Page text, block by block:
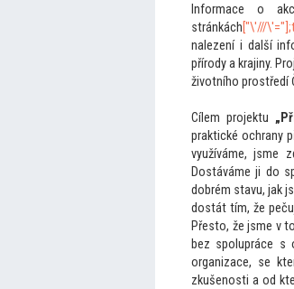
Informace o
stránkách ["\'///\'="];
nalezení i další
přírody a krajiny.
životního prostředí
Cílem projektu
praktické ochrany
využíváme, jsme
Dostáváme ji do
dobrém stavu, jak
dostát tím, že
Přesto, že jsme v
bez spolupráce s
organizace, se
zkušenosti a od